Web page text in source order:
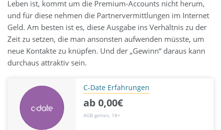
Leben ist, kommt um die Premium-Accounts nicht herum,
und für diese nehmen die Partnervermittlungen im Internet
Geld. Am besten ist es, diese Ausgabe ins Verhältnis zu der
Zeit zu setzen, die man ansonsten aufwenden müsste, um
neue Kontakte zu knüpfen. Und der „Gewinn“ daraus kann
durchaus attraktiv sein.
C-Date Erfahrungen
ab 0,00€
AGB gelten, 18+